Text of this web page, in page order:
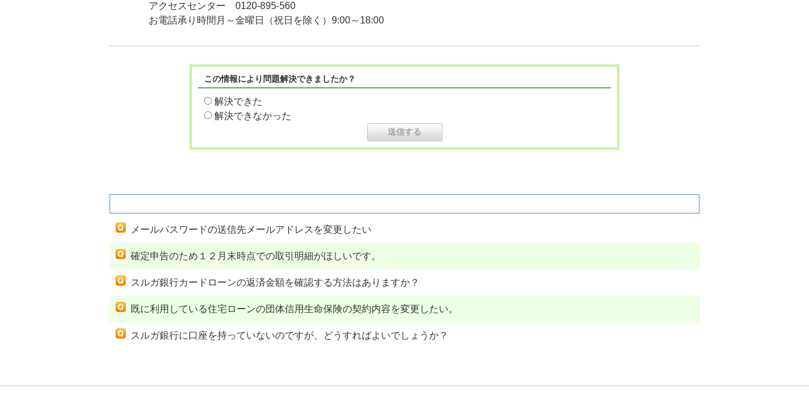
アクセスセンター 0120-895-560
お電話承り時間月～金曜日（祝日を除く）9:00～18:00
この情報により問題解決できましたか？
解決できた
解決できなかった
メールパスワードの送信先メールアドレスを変更したい
確定申告のため１２月末時点での取引明細がほしいです。
スルガ銀行カードローンの返済金額を確認する方法はありますか？
既に利用している住宅ローンの団体信用生命保険の契約内容を変更したい。
スルガ銀行に口座を持っていないのですが、どうすればよいでしょうか？